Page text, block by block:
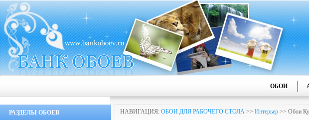
ОБОИ
РАЗДЕЛЫ ОБОЕВ НАВИГАЦИЯ: ОБОИ ДЛЯ РАБОЧЕГО СТОЛА >> Интерьер >> Обои